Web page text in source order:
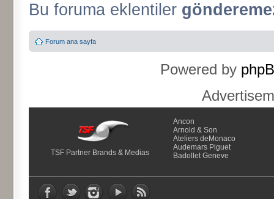
Bu foruma eklentiler
Forum ana sayfa
Powered by
TSF Partner Brands & Medias
Ancon
Arnold & Son
Ateliers deMonaco
Audemars Piguet
Badollet Geneve